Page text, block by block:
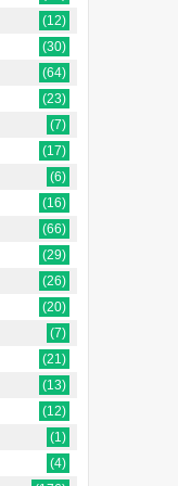
(12)
(30)
(64)
(23)
(7)
(17)
(6)
(16)
(66)
(29)
(26)
(20)
(7)
(21)
(13)
(12)
(1)
(4)